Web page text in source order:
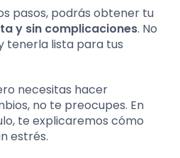
pasos, podrás obtener tu
y sin complicaciones. No
tenerla lista para tus
necesitas hacer
no te preocupes. En
te explicaremos cómo
estrés.